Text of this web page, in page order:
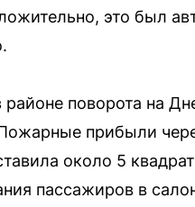
это был
поворота на
прибыли
около 5
пассажиров в